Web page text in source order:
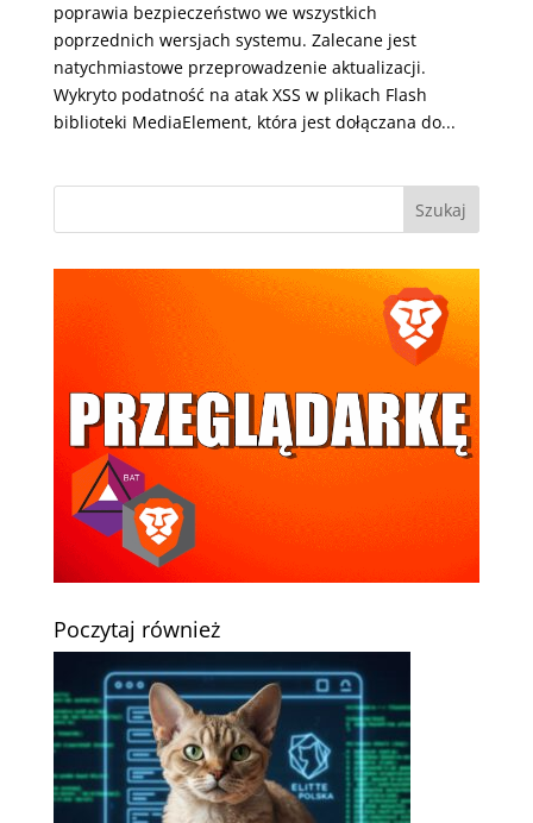
poprawia bezpieczeństwo we wszystkich
poprzednich wersjach systemu. Zalecane jest
natychmiastowe przeprowadzenie aktualizacji.
Wykryto podatność na atak XSS w plikach Flash
biblioteki MediaElement, która jest dołączana do...
Poczytaj również